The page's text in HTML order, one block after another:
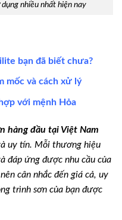
nhiều nhất hiện nay
bạn đã biết chưa?
mốc và cách xử lý
với mệnh Hỏa
hàng đầu tại Việt Nam
uy tín. Mỗi thương hiệu
đáp ứng được nhu cầu của
cân nhắc đến giá cả, uy
trình sơn của bạn được